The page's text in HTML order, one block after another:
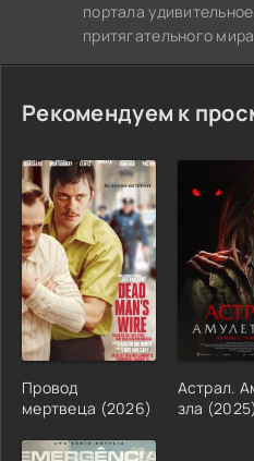
портала
притягательного
Рекомендуем к
Провод
мертвеца (2026)
Астрал.
зла (2025)